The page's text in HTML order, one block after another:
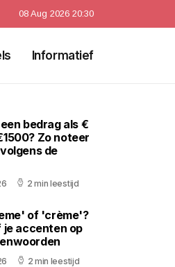
08 Aug 2026 20:30
Informatief
bedrag als €
Zo noteer
de
2 min leestijd
of 'crème'?
je accenten op
2 min leestijd